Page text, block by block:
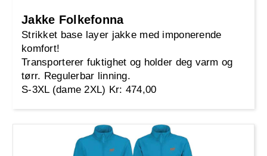
Jakke Folkefonna
Strikket base layer jakke med imponerende
komfort!
Transporterer fuktighet og holder deg varm og
tørr. Regulerbar linning.
S-3XL (dame 2XL) Kr: 474,00